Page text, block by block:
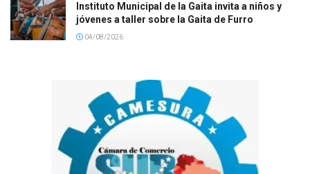
Instituto Municipal de la Gaita invita a niños y
jóvenes a taller sobre la Gaita de Furro
04/08/2026